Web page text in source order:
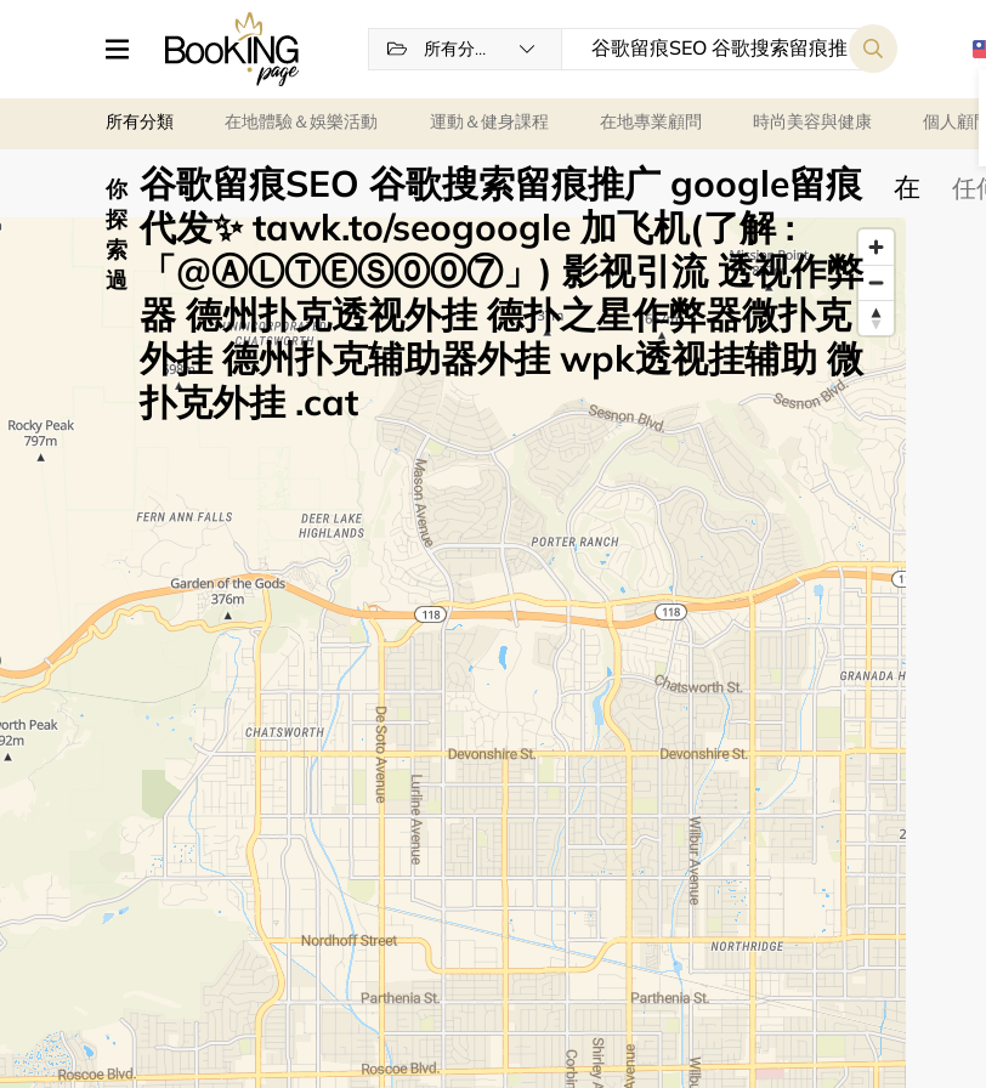
所有分類
所有分類 在地體驗＆娛樂活動 運動＆健身課程 在地專業顧問 時尚美容與健康 個人顧問
你
探
索
過
谷歌留痕SEO 谷歌搜索留痕推广 google留痕
代发✨ tawk.to/seogoogle 加飞机(了解 :
「@ⒶⓁⓉⒺⓈ⓪⓪⑦」) 影视引流 透视作弊
器 德州扑克透视外挂 德扑之星作弊器微扑克
外挂 德州扑克辅助器外挂 wpk透视挂辅助 微
扑克外挂 .cat
在
Any time Any price
Notice at collection Your Privacy Choices